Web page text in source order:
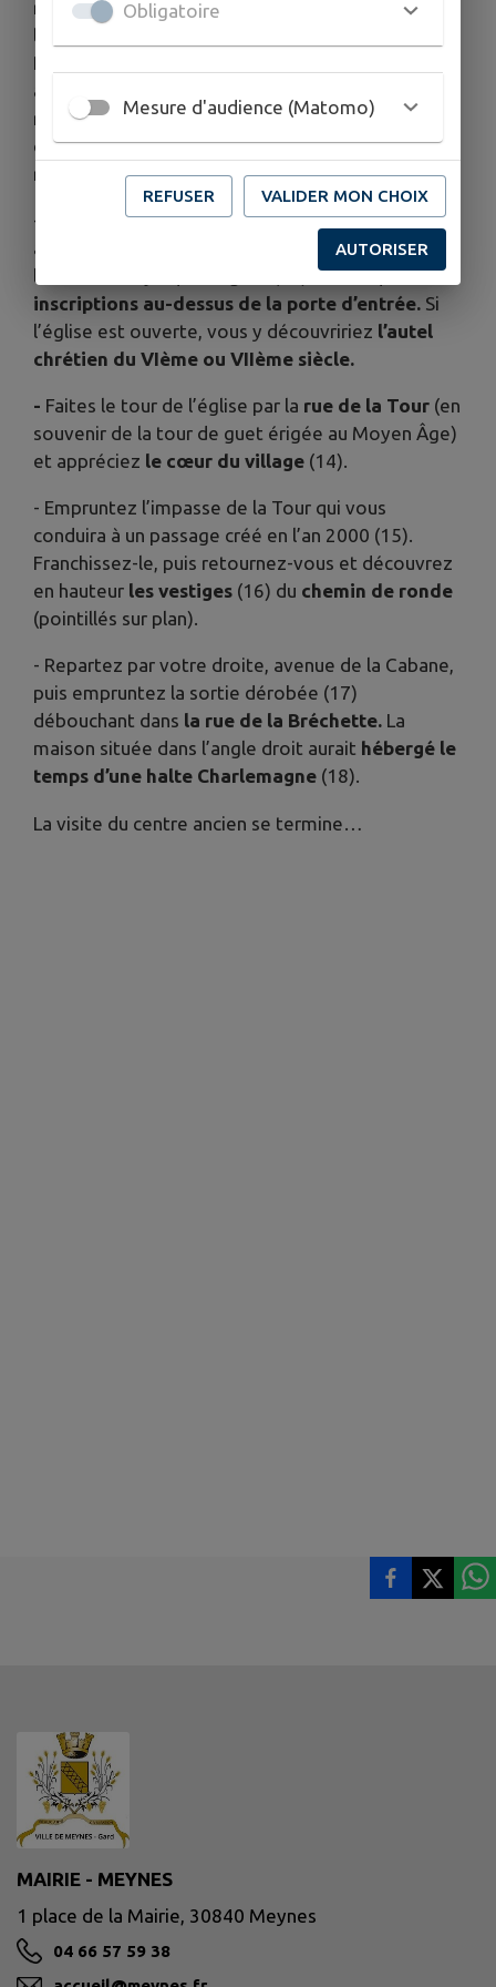
régissant Meynes. A L’extrémité de la rue voici
la place de la Révolution puis l’avenue de la
Promenade au coin de laquelle se trouvait un
ancien moulin : remarquez à l’angle d’une
maison une ‘buta roda’, pierre de protection
d’angle de maison nommée également chasse-
roues (9) et la croix(10).
- Dirigez-vous ensuite vers l’autre accès du village,
au Moyen Âge
(11), et descendez
la Grand-Rue jusqu’à l’église (12) : remarquezles
inscriptions au-dessus de la porte d’entrée. Si
l’église est ouverte, vous y découvririez l’autel
chrétien du VIème ou VIIème siècle.
- Faites le tour de l’église par la rue de la Tour (en
souvenir de la tour de guet érigée au Moyen Âge)
et appréciez le cœur du village (14).
- Empruntez l’impasse de la Tour qui vous
conduira à un passage créé en l’an 2000 (15).
Franchissez-le, puis retournez-vous et découvrez
en hauteur les vestiges (16) du chemin de ronde
(pointillés sur plan).
- Repartez par votre droite, avenue de la Cabane,
puis empruntez la sortie dérobée (17)
débouchant dans la rue de la Bréchette. La
maison située dans l’angle droit aurait hébergé le
temps d’une halte Charlemagne (18).
La visite du centre ancien se termine…
MAIRIE - MEYNES
1 place de la Mairie, 30840 Meynes
04 66 57 59 38
Obligatoire
Mesure d'audience (Matomo)
REFUSER VALIDER MON CHOIX
AUTORISER